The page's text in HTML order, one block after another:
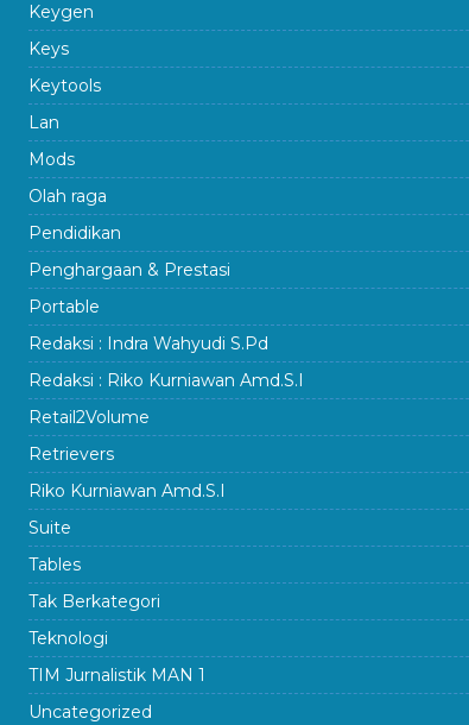
Keygen
Keys
Keytools
Lan
Mods
Olah raga
Pendidikan
Penghargaan & Prestasi
Portable
Redaksi : Indra Wahyudi S.Pd
Redaksi : Riko Kurniawan Amd.S.I
Retail2Volume
Retrievers
Riko Kurniawan Amd.S.I
Suite
Tables
Tak Berkategori
Teknologi
TIM Jurnalistik MAN 1
Uncategorized